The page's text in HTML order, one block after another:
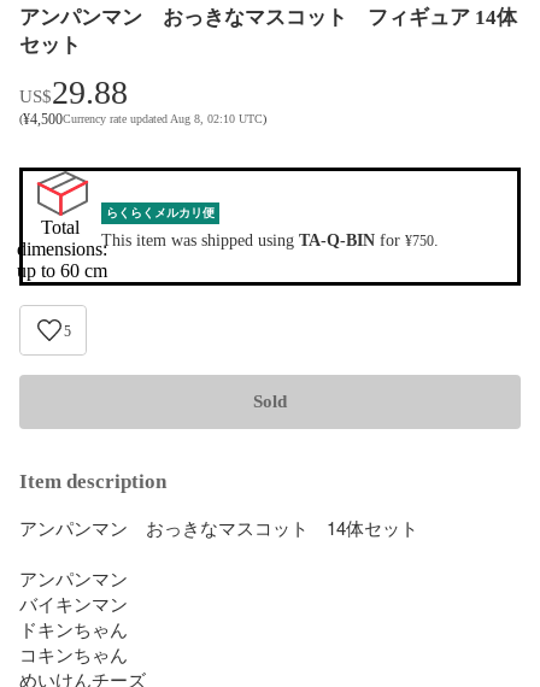
アンパンマン おっきなマスコット フィギュア 14体
セット
US$29.88
(¥4,500Currency rate updated Aug 8, 02:10 UTC)
Total
dimensions:
up to 60 cm
らくらくメルカリ便
This item was shipped using TA-Q-BIN for ¥750.
5
Sold
Item description
アンパンマン　おっきなマスコット　14体セット
アンパンマン
バイキンマン
ドキンちゃん
コキンちゃん
めいけんチーズ